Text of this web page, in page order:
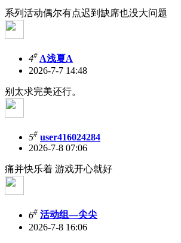
系列活动偶尔有点迟到缺席也没大问题
4# A浅夏A
2026-7-7 14:48
别太求完美还行。
5# user416024284
2026-7-8 07:06
痛并快乐着 游戏开心就好
6# 活动组—尖尖
2026-7-8 16:06